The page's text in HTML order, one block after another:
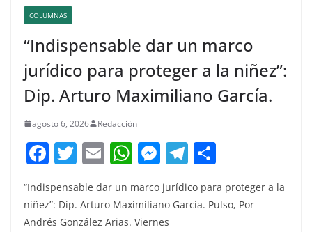
COLUMNAS
“Indispensable dar un marco
jurídico para proteger a la niñez”:
Dip. Arturo Maximiliano García.
agosto 6, 2026 Redacción
F
c
e
T
w
itt
er
E
ai
l
W
at
s
M
e
ss
e
T
e m
“Indispensable dar un marco jurídico para proteger a la
niñez”: Dip. Arturo Maximiliano García. Pulso, Por
Andrés González Arias. Viernes